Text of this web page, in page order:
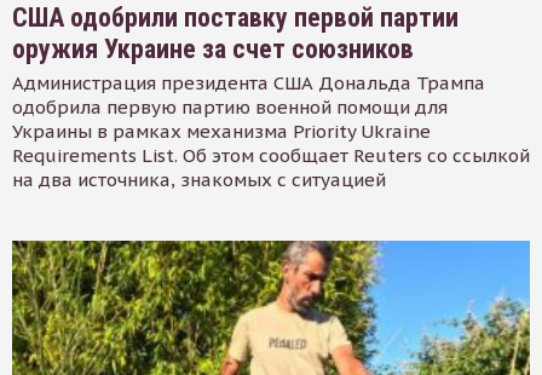
США одобрили поставку первой партии
оружия Украине за счет союзников
Администрация президента США Дональда Трампа
одобрила первую партию военной помощи для
Украины в рамках механизма Priority Ukraine
Requirements List. Об этом сообщает Reuters со ссылкой
на два источника, знакомых с ситуацией